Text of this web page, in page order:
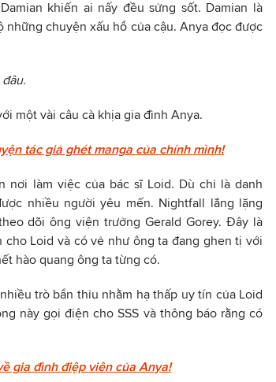
khiến ai nấy đều sửng sốt. Damian là
chuyện xấu hổ của cậu. Anya đọc được
một vài câu cà khịa gia đình Anya.
tác giả ghét manga của chính mình!
nơi làm việc của bác sĩ Loid. Dù chỉ là danh
nhiều người yêu mến. Nightfall lẳng lặng
dõi ông viện trưởng Gerald Gorey. Đây là
cho Loid và có vẻ như ông ta đang ghen tị với
hào quang ông ta từng có.
trò bẩn thỉu nhằm hạ thấp uy tín của Loid
này gọi điện cho SSS và thông báo rằng có
gia đình điệp viên của Anya!